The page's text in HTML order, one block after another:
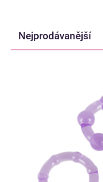
Nejprodávanější